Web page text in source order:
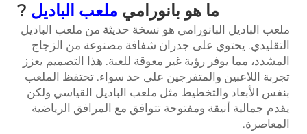
ما هو بانورامي ملعب الباديل ?
ملعب الباديل البانورامي هو نسخة حديثة من ملعب الباديل
التقليدي. يحتوي على جدران شفافة مصنوعة من الزجاج
المشدد، مما يوفر رؤية غير معوقة للعبة. هذا التصميم يعزز
تجربة اللاعبين والمتفرجين على حد سواء. تحتفظ الملعب
بنفس الأبعاد والتخطيط مثل ملعب الباديل القياسي ولكن
يقدم جمالية أنيقة ومفتوحة تتوافق مع المرافق الرياضية
المعاصرة.